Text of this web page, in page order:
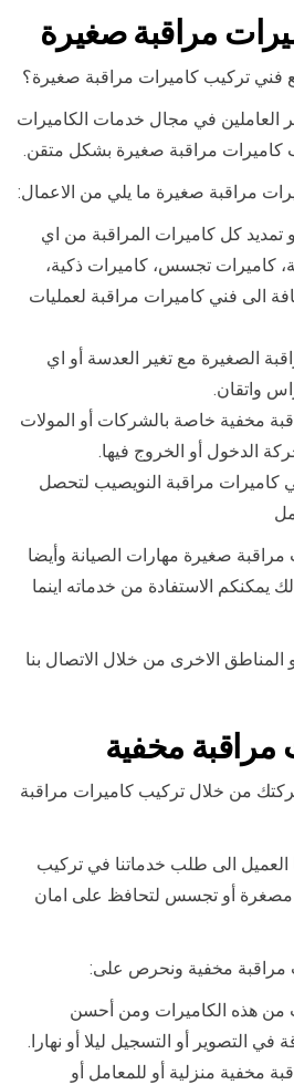
مراقبة صغيرة
فني تركيب كاميرات مراقبة صغيرة؟
العاملين في مجال خدمات الكاميرات
مراقبة صغيرة بشكل متقن.
مراقبة صغيرة ما يلي من الاعمال:
تمديد كل كاميرات المراقبة من اي
كاميرات تجسس، كاميرات ذكية،
الى فني كاميرات مراقبة لعمليات
الصغيرة مع تغير العدسة أو اي
واتقان.
مخفية خاصة بالشركات أو المولات
الدخول أو الخروج فيها.
كاميرات مراقبة النويصيب لتحصل
صغيرة مهارات الصيانة وأيضا
يمكنكم الاستفادة من خدماته اينما
الاخرى من خلال الاتصال بنا
مراقبة مخفية
من خلال تركيب كاميرات مراقبة
العميل الى طلب خدماتنا في تركيب
مصغرة أو تجسس لتحافظ على امان
مراقبة مخفية ونحرص على:
من هذه الكاميرات ومن أحسن
في التصوير أو التسجيل ليلا أو نهارا.
مخفية منزلية أو للمعامل أو